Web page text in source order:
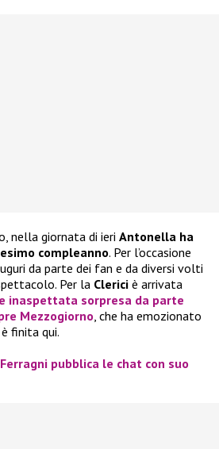
nella giornata di ieri Antonella ha
compleanno. Per l’occasione
da parte dei fan e da diversi volti
Per la Clerici è arrivata
inaspettata sorpresa da parte
Mezzogiorno, che ha emozionato
finita qui.
pubblica le chat con suo